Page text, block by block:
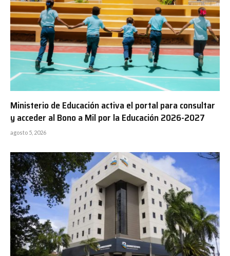
Ministerio de Educación activa el portal para consultar
y acceder al Bono a Mil por la Educación 2026-2027
agosto 5, 2026